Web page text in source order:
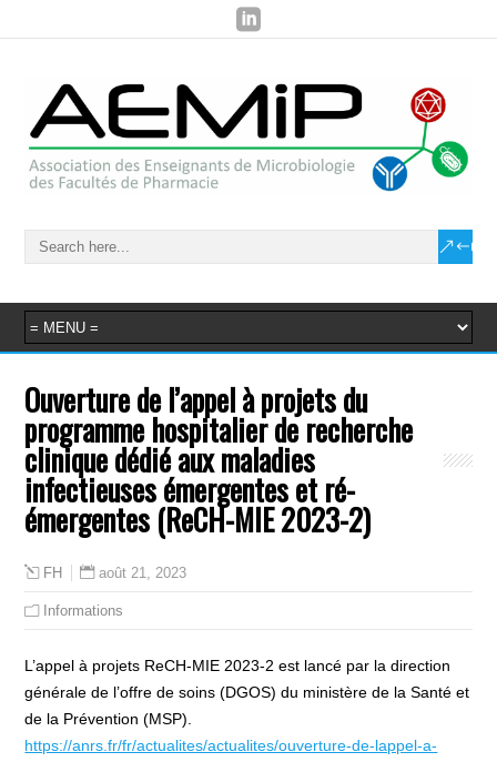
Ouverture de l’appel à projets du
programme hospitalier de recherche
clinique dédié aux maladies
infectieuses émergentes et ré-
émergentes (ReCH-MIE 2023-2)
FH août 21, 2023
Informations
L’appel à projets ReCH-MIE 2023-2 est lancé par la direction
générale de l’offre de soins (DGOS) du ministère de la Santé et
de la Prévention (MSP).
https://anrs.fr/fr/actualites/actualites/ouverture-de-lappel-a-